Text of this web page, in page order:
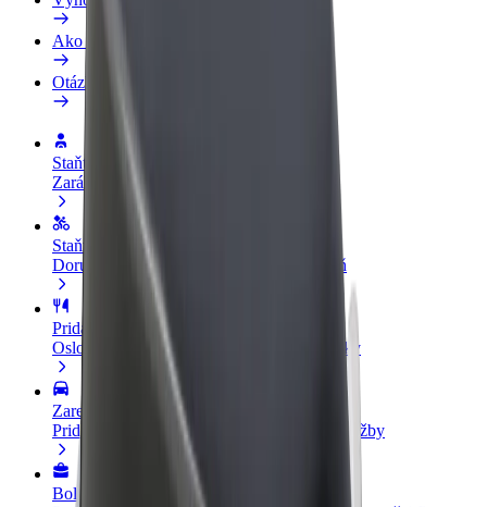
Ako sa pridať
Otázky
Staňte sa vodičom
Zarábajte podľa vlastných pravidiel
Staňte sa kuriérom
Doručujte jedlo a zarábajte si každý týždeň
Pridajte reštauráciu
Oslovte viac zákazníkov a zvýšte svoje zisky
Zaregistrujte sa ako flotilový partner
Pridajte svoju flotilu k Boltu a zvýšte svoje tržby
Bolt for Business